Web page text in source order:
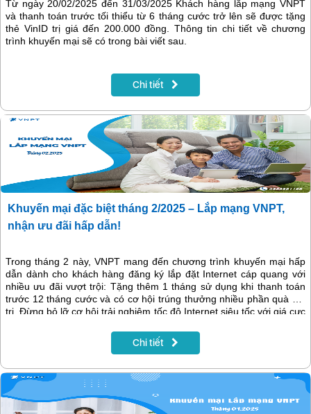
Từ ngày 20/02/2025 đến 31/03/2025 Khách hàng lắp mạng VNPT
và thanh toán trước tối thiểu từ 6 tháng cước trở lên sẽ được tặng
thẻ VinID trị giá đến 200.000 đồng. Thông tin chi tiết về chương
trình khuyến mại sẽ có trong bài viết sau.
Chi tiết
Khuyến mại đặc biệt tháng 2/2025 – Lắp mạng VNPT,
nhận ưu đãi hấp dẫn!
Trong tháng 2 này, VNPT mang đến chương trình khuyến mại hấp
dẫn dành cho khách hàng đăng ký lắp đặt Internet cáp quang với
nhiều ưu đãi vượt trội: Tặng thêm 1 tháng sử dụng khi thanh toán
trước 12 tháng cước và có cơ hội trúng thưởng nhiều phần quà giá
trị. Đừng bỏ lỡ cơ hội trải nghiệm tốc độ Internet siêu tốc với giá cực
Chi tiết